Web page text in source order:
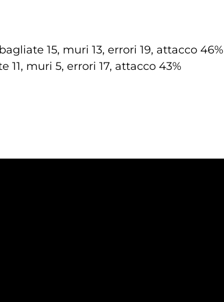
15, muri 13, errori 19, attacco 46%
muri 5, errori 17, attacco 43%